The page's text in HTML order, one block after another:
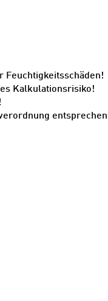
Feuchtigkeitsschäden!
Kalkulationsrisiko!
entsprechen